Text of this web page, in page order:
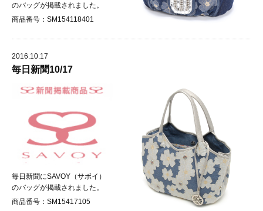
のバッグが掲載されました。
商品番号：SM154118401
2016.10.17
毎日新聞10/17
毎日新聞にSAVOY（サボイ）
のバッグが掲載されました。
商品番号：SM15417105